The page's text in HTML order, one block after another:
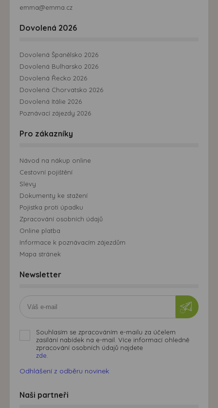
emma@emma.cz
Dovolená 2026
Dovolená Španělsko 2026
Dovolená Bulharsko 2026
Dovolená Řecko 2026
Dovolená Chorvatsko 2026
Dovolená Itálie 2026
Poznávací zájezdy 2026
Pro zákazníky
Návod na nákup online
Cestovní pojištění
Slevy
Dokumenty ke stažení
Pojistka proti úpadku
Zpracování osobních údajů
Online platba
Informace k poznávacím zájezdům
Mapa stránek
Newsletter
Souhlasím se zpracováním e-mailu za účelem
zasílání nabídek na e-mail. Více informací ohledně
zpracování osobních údajů najdete
zde.
Odhlášení z odběru novinek
Naši partneři